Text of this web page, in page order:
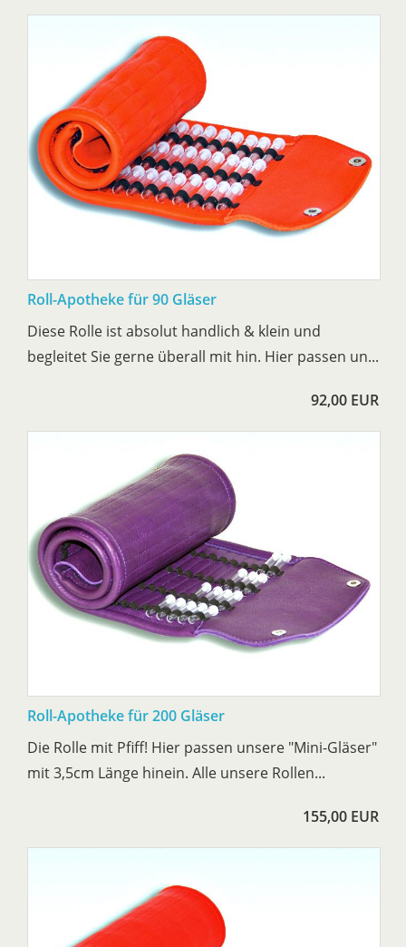
Roll-Apotheke für 90 Gläser
Diese Rolle ist absolut handlich & klein und
begleitet Sie gerne überall mit hin. Hier passen un...
92,00 EUR
Roll-Apotheke für 200 Gläser
Die Rolle mit Pfiff! Hier passen unsere "Mini-Gläser"
mit 3,5cm Länge hinein. Alle unsere Rollen...
155,00 EUR